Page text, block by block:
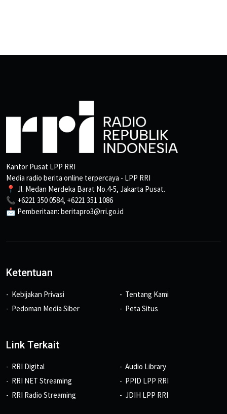
Kantor Pusat LPP RRI
Media radio berita online terpercaya - LPP RRI
📍 Jl. Medan Merdeka Barat No.4-5, Jakarta Pusat.
📞 +6221 350 0584, +6221 351 1086
📩 Pemberitaan: beritapro3@rri.go.id
Ketentuan
Kebijakan Privasi
Pedoman Media Siber
Tentang Kami
Peta Situs
Link Terkait
RRI Digital
RRI NET Streaming
RRI Radio Streaming
Audio Library
PPID LPP RRI
JDIH LPP RRI